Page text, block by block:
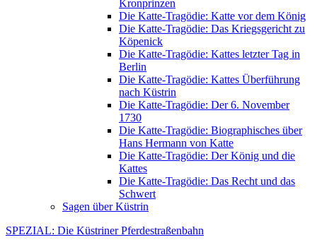
Kronprinzen
Die Katte-Tragödie: Katte vor dem König
Die Katte-Tragödie: Das Kriegsgericht zu
Köpenick
Die Katte-Tragödie: Kattes letzter Tag in
Berlin
Die Katte-Tragödie: Kattes Überführung
nach Küstrin
Die Katte-Tragödie: Der 6. November
1730
Die Katte-Tragödie: Biographisches über
Hans Hermann von Katte
Die Katte-Tragödie: Der König und die
Kattes
Die Katte-Tragödie: Das Recht und das
Schwert
Sagen über Küstrin
SPEZIAL: Die Küstriner Pferdestraßenbahn